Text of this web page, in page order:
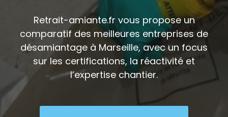
Retrait-amiante.fr vous propose un
comparatif des meilleures entreprises de
désamiantage à Marseille, avec un focus
sur les certifications, la réactivité et
l’expertise chantier.